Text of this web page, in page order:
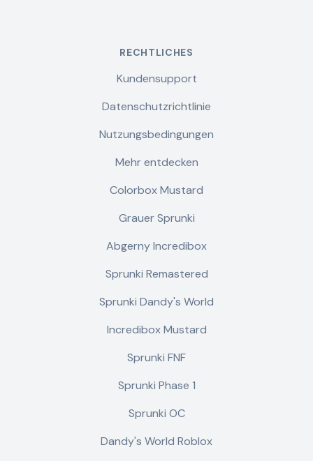
RECHTLICHES
Kundensupport
Datenschutzrichtlinie
Nutzungsbedingungen
Mehr entdecken
Colorbox Mustard
Grauer Sprunki
Abgerny Incredibox
Sprunki Remastered
Sprunki Dandy's World
Incredibox Mustard
Sprunki FNF
Sprunki Phase 1
Sprunki OC
Dandy's World Roblox